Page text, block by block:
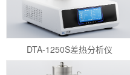
DTA-1250S差热分析仪